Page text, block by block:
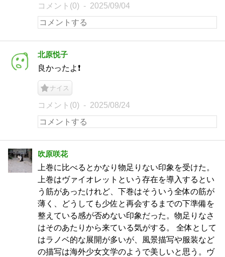
コメント(0) 2025/09/04
北原悦子
良かったよ❗️
ナイス
コメント(0) 2025/08/24
吹原咲花
上巻に比べるとかなり物足りない印象を受けた。
上巻はヴァイオレットという存在を導入するとい
う筋があったけれど、下巻はそういう全体の筋が
薄く、どうしても少佐と再会するまでの下準備を
整えている感が否めない印象だった。物足りなさ
はそのあたりから来ている気がする。 全体として
はラノベ的な展開が多いが、風景描写や服装など
の描写は海外少女文学のようで美しいと思う。ヴ